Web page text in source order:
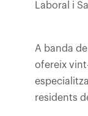
Laboral i
A banda
ofereix
residents